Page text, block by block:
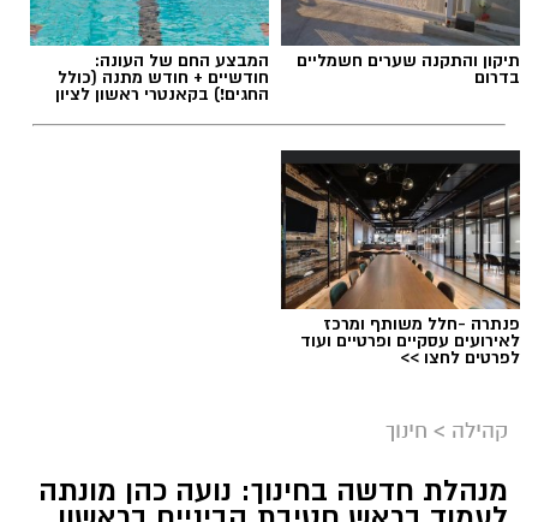
הקרובה, פרסמה עיריית ראשון לציון פוסט מיוחד
תיקון והתקנה שערים חשמליים
בדרום
המבצע החם של העונה:
חודשיים + חודש מתנה (כולל
החגים!) בקאנטרי ראשון לציון
פנתרה -חלל משותף ומרכז
לאירועים עסקיים ופרטיים ועוד
לפרטים לחצו >>
קהילה > חינוך
מנהלת חדשה בחינוך: נועה כהן מונתה